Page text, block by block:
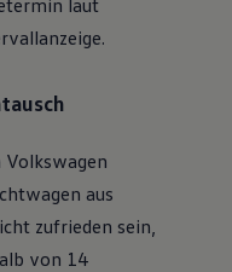
Volkswagen
aus
zufrieden sein,
von 14